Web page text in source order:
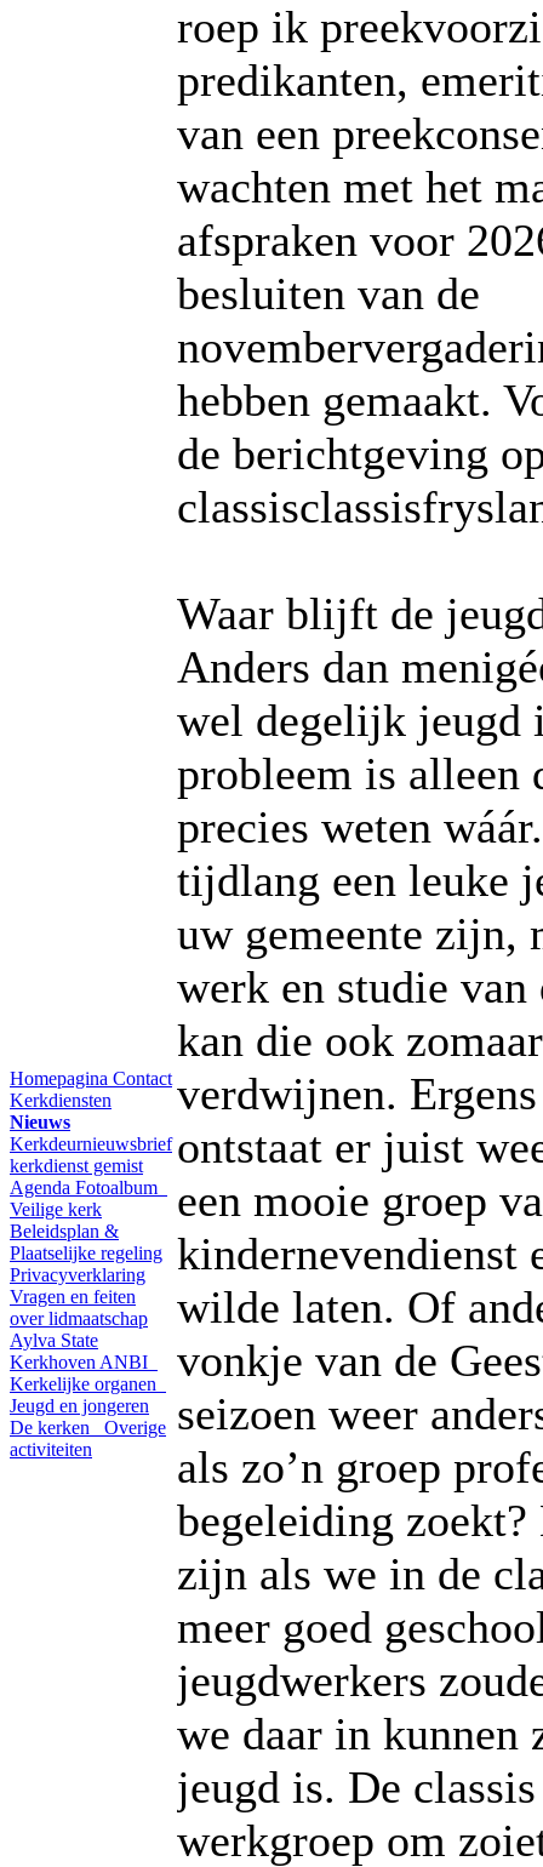
Homepagina Contact
Kerkdiensten
Nieuws
Kerkdeurnieuwsbrief
kerkdienst gemist
Agenda Fotoalbum
Veilige kerk
Beleidsplan &
Plaatselijke regeling
Privacyverklaring
Vragen en feiten
over lidmaatschap
Aylva State
Kerkhoven ANBI
Kerkelijke organen
Jeugd en jongeren
De kerken
Overige
activiteiten
roep ik
predikanten,
van een
wachten met het
afspraken voor
besluiten van de
hebben gemaakt.
de berichtgeving
Waar blijft de
Anders dan
wel degelijk jeugd
probleem is alleen
precies weten
tijdlang een leuke
uw gemeente zijn,
werk en studie van
kan die ook
verdwijnen.
ontstaat er juist
een mooie groep
kindernevendienst
wilde laten. Of
vonkje van de
seizoen weer
als zo’n groep
begeleiding
zijn als we in de
meer goed
jeugdwerkers
we daar in kunnen
jeugd is. De
werkgroep om